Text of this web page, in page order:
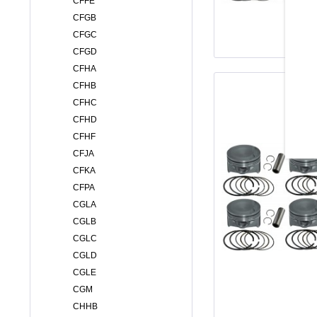
CFGB
CFGC
CFGD
CFHA
CFHB
CFHC
CFHD
CFHF
CFJA
CFKA
CFPA
CGLA
CGLB
CGLC
CGLD
CGLE
CGM
CHHB